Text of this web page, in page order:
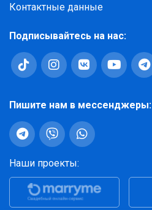
Контактные данные
Подписывайтесь на нас:
Пишите нам в мессенджеры:
Наши проекты: